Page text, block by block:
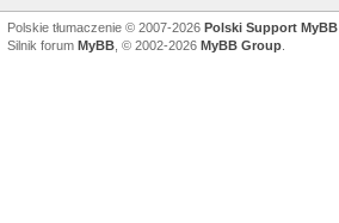
Polskie tłumaczenie © 2007-2026 Polski Support MyBB
Silnik forum MyBB , © 2002-2026 MyBB Group